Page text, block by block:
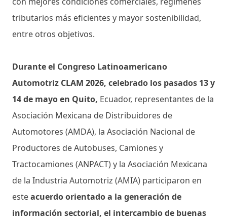
tributarios más eficientes y mayor sostenibilidad,
entre otros objetivos.
Durante el Congreso Latinoamericano
Automotriz CLAM 2026, celebrado los pasados 13 y
14 de mayo en Quito, Ecuador, representantes de la
Asociación Mexicana de Distribuidores de
Automotores (AMDA), la Asociación Nacional de
Productores de Autobuses, Camiones y
Tractocamiones (ANPACT) y la Asociación Mexicana
de la Industria Automotriz (AMIA) participaron en
esteacuerdo orientado a la generación de
información sectorial, el intercambio de buenas